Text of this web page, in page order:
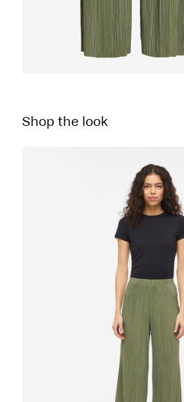
Shop the look